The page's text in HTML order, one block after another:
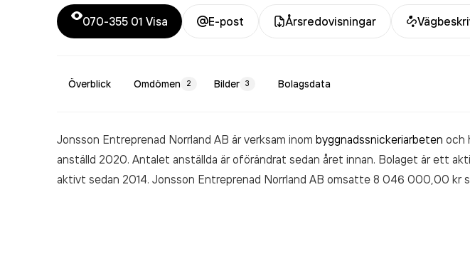
070-355 01 Visa E-post Årsredovisningar
Överblick Omdömen 2 Bilder 3 Bolagsdata
Jonsson Entreprenad Norrland AB är verksam inom byggnadssnickeriarbeten och
anställd 2020. Antalet anställda är oförändrat sedan året innan. Bolaget är ett
aktivt sedan 2014. Jonsson Entreprenad Norrland AB omsatte 8 046 000,00 kr